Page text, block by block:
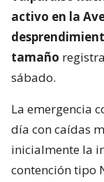
activo en la
tamaño
sábado.
La emergencia
día con caídas
inicialmente la
contención tipo